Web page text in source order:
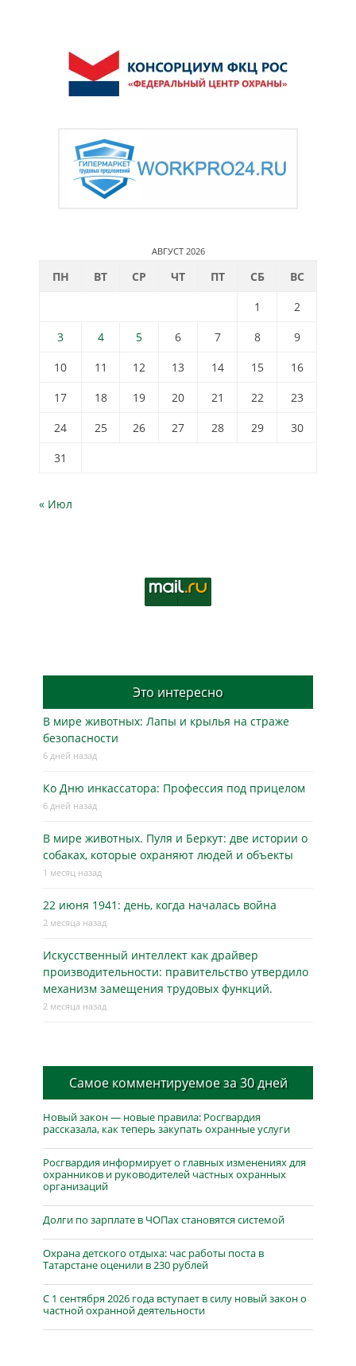
АВГУСТ 2026
ПН ВТ СР ЧТ ПТ СБ
ВС
1
2
3
4 5 6 7 8
9
10
11 12 13 14 15
16
17
18 19 20 21 22
23
24
25 26 27 28 29
30
31
« Июл
Это интересно
В мире животных: Лапы и крылья на страже
безопасности
6 дней назад
Ко Дню инкассатора: Профессия под прицелом
6 дней назад
В мире животных. Пуля и Беркут: две истории о
собаках, которые охраняют людей и объекты
1 месяц назад
22 июня 1941: день, когда началась война
2 месяца назад
Искусственный интеллект как драйвер
производительности: правительство утвердило
механизм замещения трудовых функций.
2 месяца назад
Самое комментируемое за 30 дней
Новый закон — новые правила: Росгвардия
рассказала, как теперь закупать охранные услуги
Росгвардия информирует о главных изменениях для
охранников и руководителей частных охранных
организаций
Долги по зарплате в ЧОПах становятся системой
Охрана детского отдыха: час работы поста в
Татарстане оценили в 230 рублей
С 1 сентября 2026 года вступает в силу новый закон о
частной охранной деятельности